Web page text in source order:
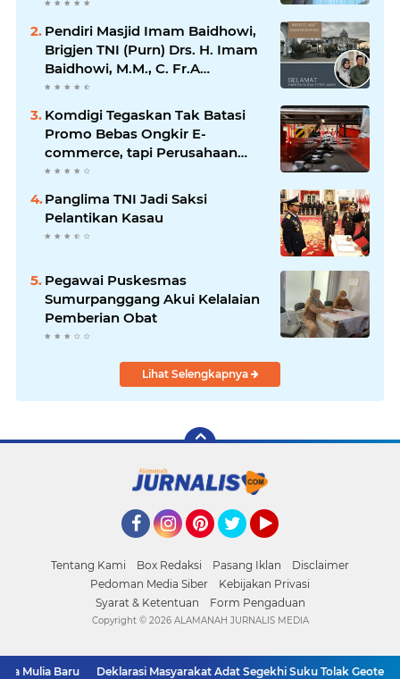
Pendiri Masjid Imam Baidhowi,
Brigjen TNI (Purn) Drs. H. Imam
Baidhowi, M.M., C. Fr.A
Mengucapkan Selamat Idul Fitri
1445 H
Komdigi Tegaskan Tak Batasi
Promo Bebas Ongkir E-
commerce, tapi Perusahaan
Kurir
Panglima TNI Jadi Saksi
Pelantikan Kasau
Pegawai Puskesmas
Sumurpanggang Akui Kelalaian
Pemberian Obat
Lihat Selengkapnya
Tentang Kami Box Redaksi Pasang Iklan
Disclaimer
Pedoman Media Siber
Kebijakan Privasi
Syarat & Ketentuan
Form Pengaduan
Mulia Baru Deklarasi Masyarakat Adat Segekhi Suku Tolak
Copyright © 2026 ALAMANAH JURNALIS MEDIA